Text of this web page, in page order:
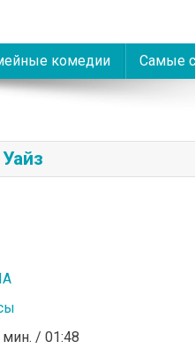
комедии Самые
мин. / 01:48